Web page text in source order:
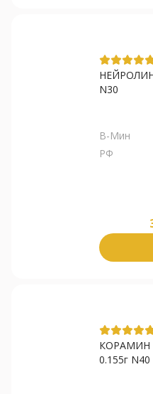
N30
В-Мин
РФ
КОРАМИН
0.155г N40